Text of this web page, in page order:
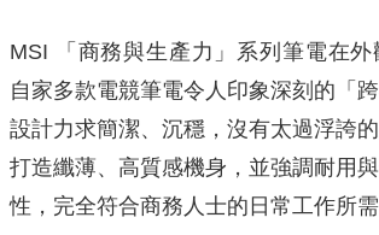
MSI 「商務與生產力」系列筆電在
自家多款電競筆電令人印象深刻的「
設計力求簡潔、沉穩，沒有太過浮誇
打造纖薄、高質感機身，並強調耐用
性，完全符合商務人士的日常工作所需